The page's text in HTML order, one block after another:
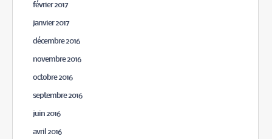
février 2017
janvier 2017
décembre 2016
novembre 2016
octobre 2016
septembre 2016
juin 2016
avril 2016